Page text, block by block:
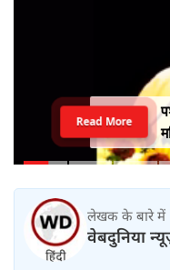
Read More
लेखक के बारे में
वेबदुनिया